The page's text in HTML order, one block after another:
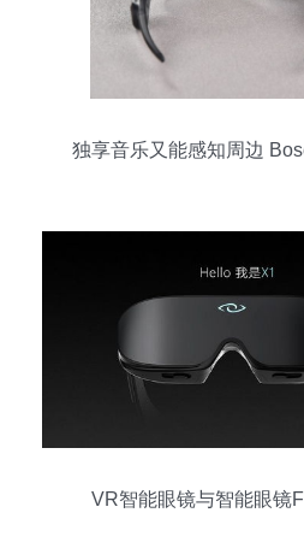
独享音乐又能感知周边
VR智能眼镜与智能眼镜